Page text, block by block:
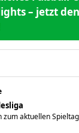
– jetzt
zum aktuellen